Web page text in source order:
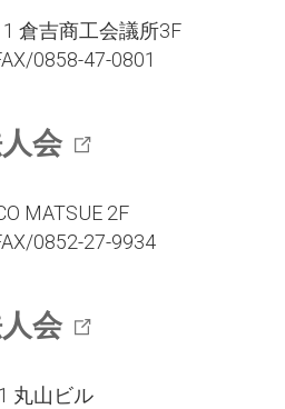
倉吉商工会議所3F
0858-47-0801
会
MATSUE 2F
0852-27-9934
会
丸山ビル